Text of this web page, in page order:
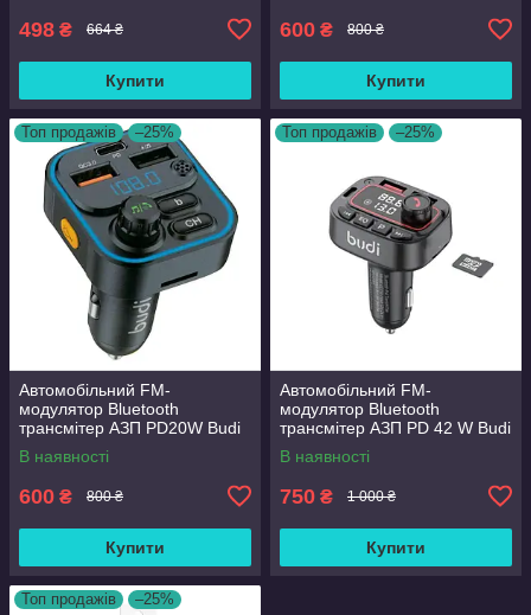
498 ₴ 664 ₴
Купити
600 ₴ 800 ₴
Купити
Топ продажів –25%
Автомобільний FM-
модулятор Bluetooth
трансмітер АЗП PD20W Budi
CCT05B
В наявності
600 ₴ 800 ₴
Купити
Топ продажів –25%
Автомобільний FM-
модулятор Bluetooth
трансмітер АЗП PD 42 W Budi
CCT19B
В наявності
750 ₴ 1 000 ₴
Купити
Топ продажів –25%